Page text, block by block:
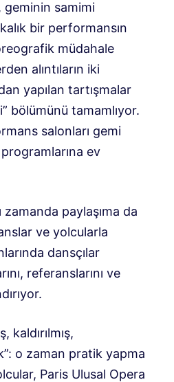
geminin samimi
bir performansın
müdahale
alıntıların iki
yapılan tartışmalar
bölümünü tamamlıyor.
salonları gemi
ev
zamanda paylaşıma da
ve yolcularla
dansçılar
referanslarını ve
kaldırılmış,
o zaman pratik yapma
Paris Ulusal Opera